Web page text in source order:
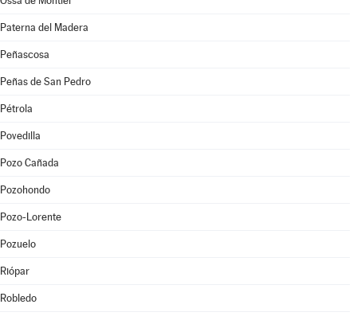
Paterna del Madera
Peñascosa
Peñas de San Pedro
Pétrola
Povedilla
Pozo Cañada
Pozohondo
Pozo-Lorente
Pozuelo
Riópar
Robledo